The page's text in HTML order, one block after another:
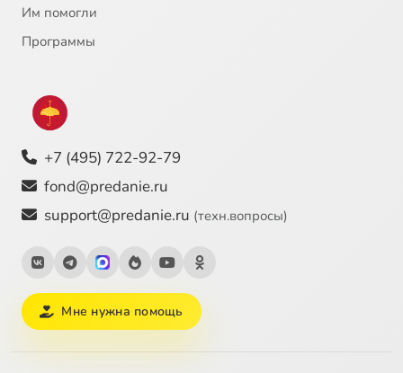
Им помогли
Программы
+7 (495) 722-92-79
fond@predanie.ru
support@predanie.ru (техн.вопросы)
Мне нужна помощь